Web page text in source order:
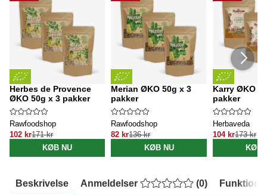
Herbes de Provence
ØKO 50g x 3 pakker
Rawfoodshop
102 kr171 kr
KØB NU
Merian ØKO 50g x 3
pakker
Rawfoodshop
82 kr136 kr
KØB NU
Karry ØKO
pakker
Herbaveda
104 kr173 kr
KØB
Beskrivelse Anmeldelser (0)